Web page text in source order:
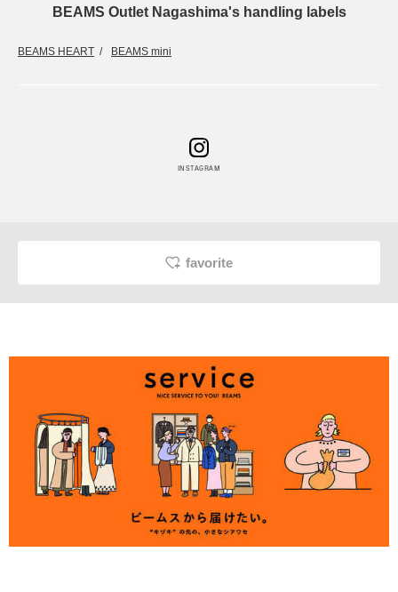
BEAMS Outlet Nagashima's handling labels
BEAMS HEART BEAMS mini
INSTAGRAM
favorite